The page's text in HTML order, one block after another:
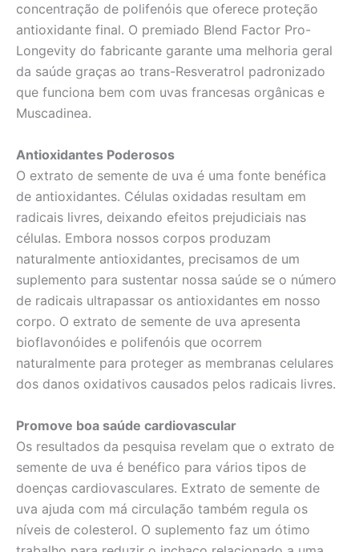
concentração de polifenóis que oferece proteção
antioxidante final. O premiado Blend Factor Pro-
Longevity do fabricante garante uma melhoria geral
da saúde graças ao trans-Resveratrol padronizado
que funciona bem com uvas francesas orgânicas e
Muscadinea.
Antioxidantes Poderosos
O extrato de semente de uva é uma fonte benéfica
de antioxidantes. Células oxidadas resultam em
radicais livres, deixando efeitos prejudiciais nas
células. Embora nossos corpos produzam
naturalmente antioxidantes, precisamos de um
suplemento para sustentar nossa saúde se o número
de radicais ultrapassar os antioxidantes em nosso
corpo. O extrato de semente de uva apresenta
bioflavonóides e polifenóis que ocorrem
naturalmente para proteger as membranas celulares
dos danos oxidativos causados pelos radicais livres.
Promove boa saúde cardiovascular
Os resultados da pesquisa revelam que o extrato de
semente de uva é benéfico para vários tipos de
doenças cardiovasculares. Extrato de semente de
uva ajuda com má circulação também regula os
níveis de colesterol. O suplemento faz um ótimo